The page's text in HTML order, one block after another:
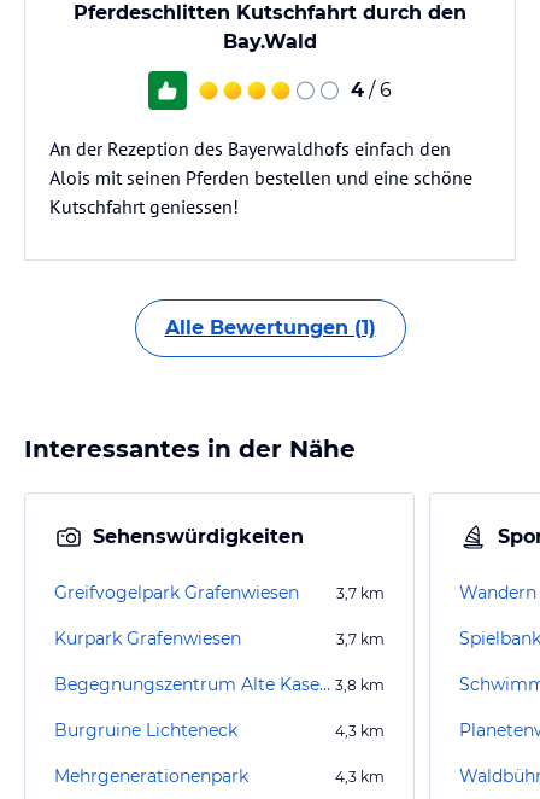
Pferdeschlitten Kutschfahrt durch den
Bay.Wald
4 / 6
An der Rezeption des Bayerwaldhofs einfach den
Alois mit seinen Pferden bestellen und eine schöne
Kutschfahrt geniessen!
Alle Bewertungen (1)
Interessantes in der Nähe
Sehenswürdigkeiten
Greifvogelpark Grafenwiesen 3,7 km
Kurpark Grafenwiesen 3,7 km
Begegnungszentrum Alte Kaserne 3,8 km
Burgruine Lichteneck 4,3 km
Mehrgenerationenpark 4,3 km